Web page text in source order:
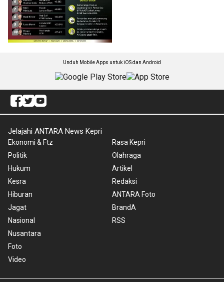
Unduh Mobile Apps untuk iOS dan Android
Jelajahi ANTARA News Kepri
Ekonomi & Ftz
Politik
Hukum
Kesra
Hiburan
Jagat
Nasional
Nusantara
Foto
Video
Rasa Kepri
Olahraga
Artikel
Redaksi
ANTARA Foto
BrandA
RSS